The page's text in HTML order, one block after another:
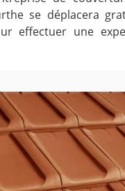
se déplacera
effectuer une